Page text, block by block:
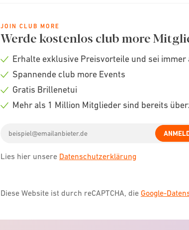
JOIN CLUB MORE
Werde kostenlos club more
Check
Erhalte exklusive Preisvorteile und sei
Check
Spannende club more Events
Check
Gratis Brillenetui
Mehr als 1 Million Mitglieder sind bereits
address
Lies hier unsere Datenschutzerklärung
Diese Website ist durch reCAPTCHA, die Google-